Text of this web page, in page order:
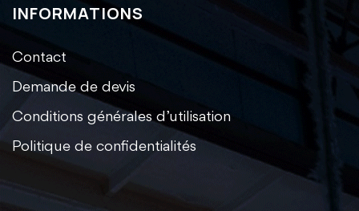
INFORMATIONS
Contact
Demande de devis
Conditions générales d’utilisation
Politique de confidentialités